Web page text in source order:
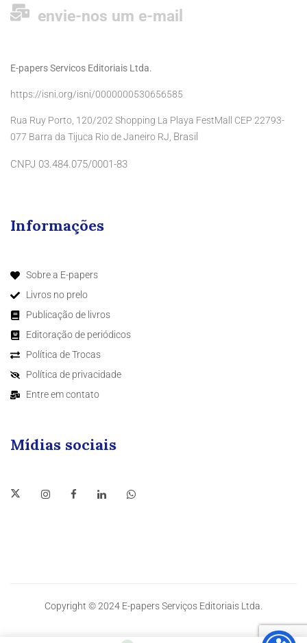
envie-nos um e-mail
E-papers Servicos Editoriais Ltda.
https://isni.org/isni/0000000530656585
Rua Ruy Porto, 120/202 Shopping La Playa FestMall CEP 22793-
077 Barra da Tijuca Rio de Janeiro RJ, Brasil
CNPJ 03.484.075/0001-83
Informações
Sobre a E-papers
Livros no prelo
Publicação de livros
Editoração de periódicos
Política de Trocas
Política de privacidade
Entre em contato
Mídias sociais
Copyright © 2024 E-papers Serviços Editoriais Ltda.